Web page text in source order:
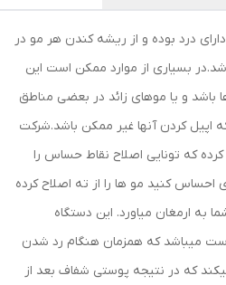
دارای درد بوده و از ریشه کندن هر مو در
بسیاری از موارد ممکن است این
باشد و یا موهای زائد در بعضی مناطق
اپیل کردن آنها غیر ممکن باشد.شرکت
که تونایی اصلاح نقاط حساس را
احساس کنید مو ها را از ته اصلاح کرده
به ارمغان میاورد. این دستگاه
میباشد که همزمان هنگام رد شدن
که در نتیجه پوستی شفاف بعد از